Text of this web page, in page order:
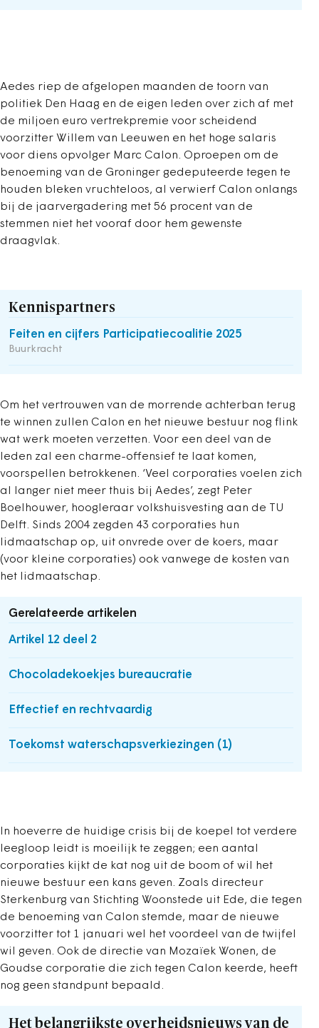
Aedes riep de afgelopen maanden de toorn van
politiek Den Haag en de eigen leden over zich af met
de miljoen euro vertrekpremie voor scheidend
voorzitter Willem van Leeuwen en het hoge salaris
voor diens opvolger Marc Calon. Oproepen om de
benoeming van de Groninger gedeputeerde tegen te
houden bleken vruchteloos, al verwierf Calon onlangs
bij de jaarvergadering met 56 procent van de
stemmen niet het vooraf door hem gewenste
draagvlak.
Kennispartners
Feiten en cijfers Participatiecoalitie 2025
Buurkracht
Om het vertrouwen van de morrende achterban terug
te winnen zullen Calon en het nieuwe bestuur nog flink
wat werk moeten verzetten. Voor een deel van de
leden zal een charme-offensief te laat komen,
voorspellen betrokkenen. ‘Veel corporaties voelen zich
al langer niet meer thuis bij Aedes’, zegt Peter
Boelhouwer, hoogleraar volkshuisvesting aan de TU
Delft. Sinds 2004 zegden 43 corporaties hun
lidmaatschap op, uit onvrede over de koers, maar
(voor kleine corporaties) ook vanwege de kosten van
het lidmaatschap.
Gerelateerde artikelen
Artikel 12 deel 2
Chocoladekoekjes bureaucratie
Effectief en rechtvaardig
Toekomst waterschapsverkiezingen (1)
In hoeverre de huidige crisis bij de koepel tot verdere
leegloop leidt is moeilijk te zeggen; een aantal
corporaties kijkt de kat nog uit de boom of wil het
nieuwe bestuur een kans geven. Zoals directeur
Sterkenburg van Stichting Woonstede uit Ede, die tegen
de benoeming van Calon stemde, maar de nieuwe
voorzitter tot 1 januari wel het voordeel van de twijfel
wil geven. Ook de directie van Mozaïek Wonen, de
Goudse corporatie die zich tegen Calon keerde, heeft
nog geen standpunt bepaald.
Het belangrijkste overheidsnieuws van de